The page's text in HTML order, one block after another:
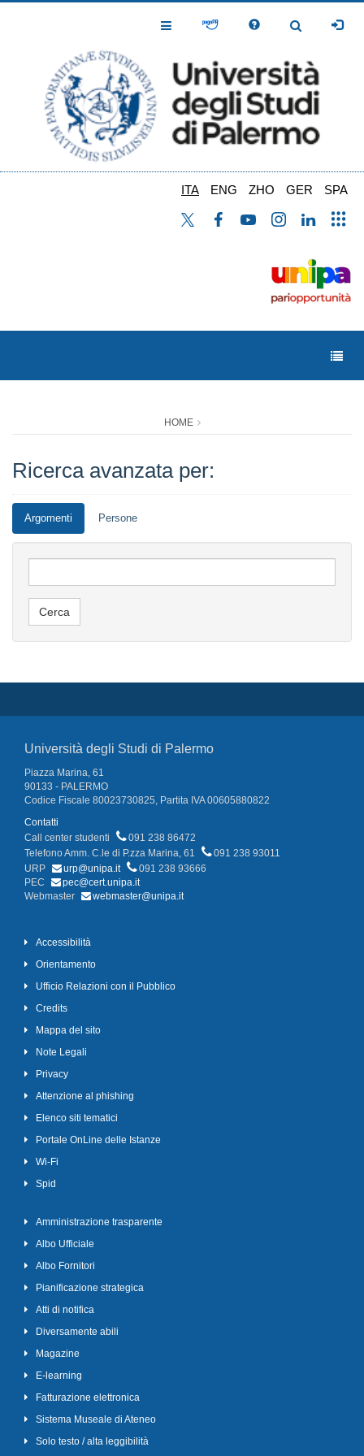
Toggle
Toggle
ITA ENG ZHO GER SPA
HOME
Ricerca avanzata per:
Argomenti Persone
Università degli Studi di Palermo
Piazza Marina, 61
90133 - PALERMO
Codice Fiscale 80023730825, Partita IVA 00605880822
Contatti
Call center studenti
091 238 86472
Telefono Amm. C.le di P.zza Marina, 61
091 238 93011
URP
urp@unipa.it
091 238 93666
PEC
pec@cert.unipa.it
Webmaster
webmaster@unipa.it
Accessibilità
Orientamento
Ufficio Relazioni con il Pubblico
Credits
Mappa del sito
Note Legali
Privacy
Attenzione al phishing
Elenco siti tematici
Portale OnLine delle Istanze
Wi-Fi
Spid
Amministrazione trasparente
Albo Ufficiale
Albo Fornitori
Pianificazione strategica
Atti di notifica
Diversamente abili
Magazine
E-learning
Fatturazione elettronica
Sistema Museale di Ateneo
Solo testo / alta leggibilità